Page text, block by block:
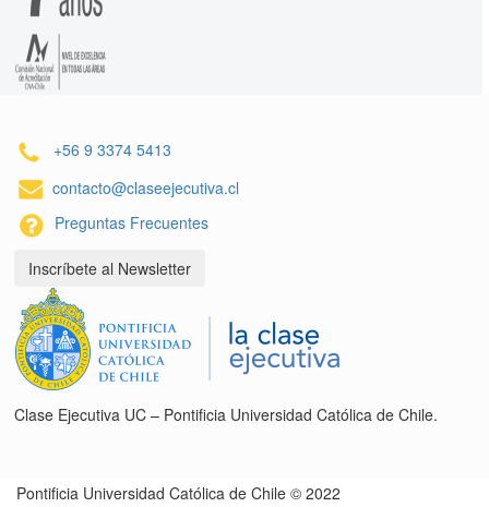
+56 9 3374 5413
contacto@claseejecutiva.cl
Preguntas Frecuentes
Inscríbete al Newsletter
Clase Ejecutiva UC – Pontificia Universidad Católica de Chile.
Pontificia Universidad Católica de Chile © 2022